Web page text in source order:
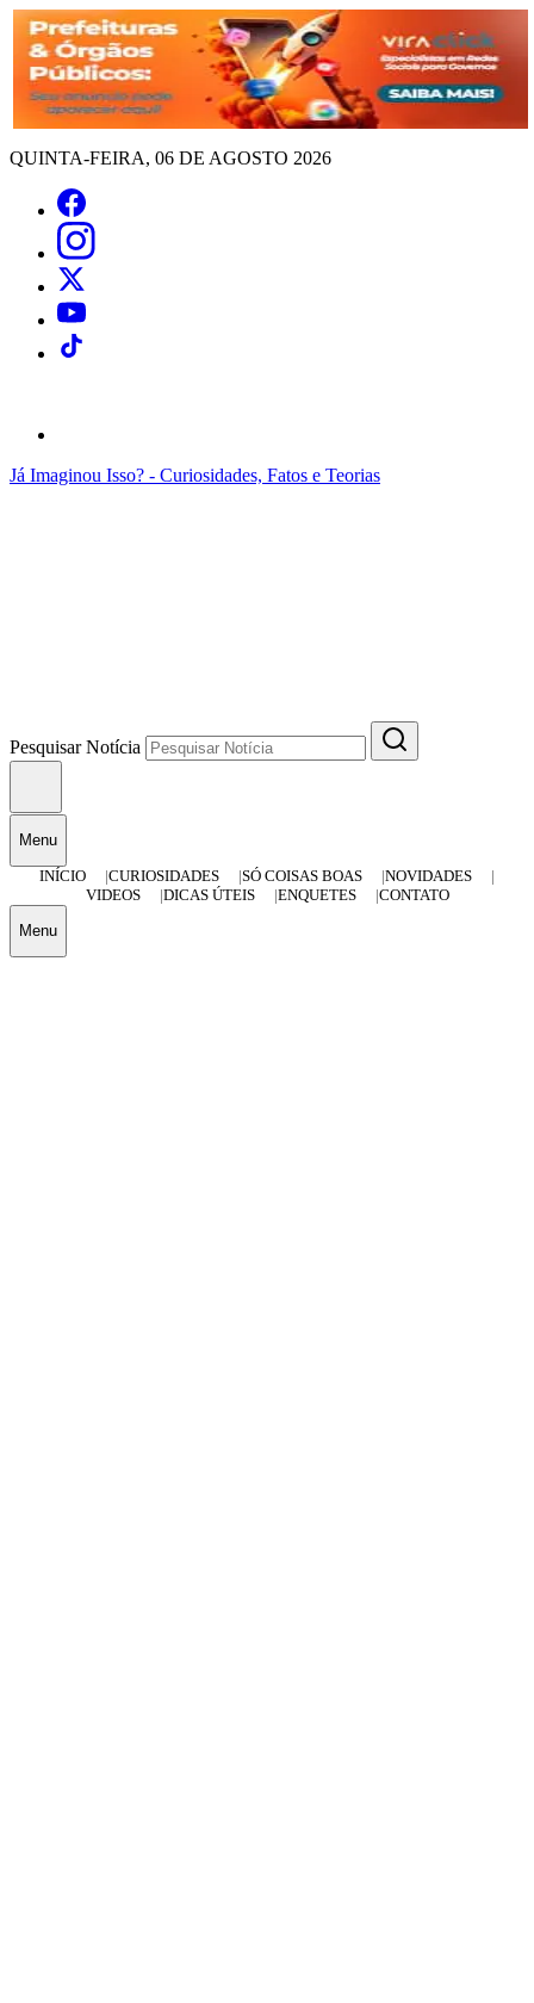
QUINTA-FEIRA, 06 DE AGOSTO 2026
Já Imaginou Isso? - Curiosidades, Fatos e Teorias
Pesquisar Notícia
Menu
INÍCIO
CURIOSIDADES SÓ COISAS BOAS
NOVIDADES
VIDEOS
DICAS ÚTEIS ENQUETES CONTATO
Menu